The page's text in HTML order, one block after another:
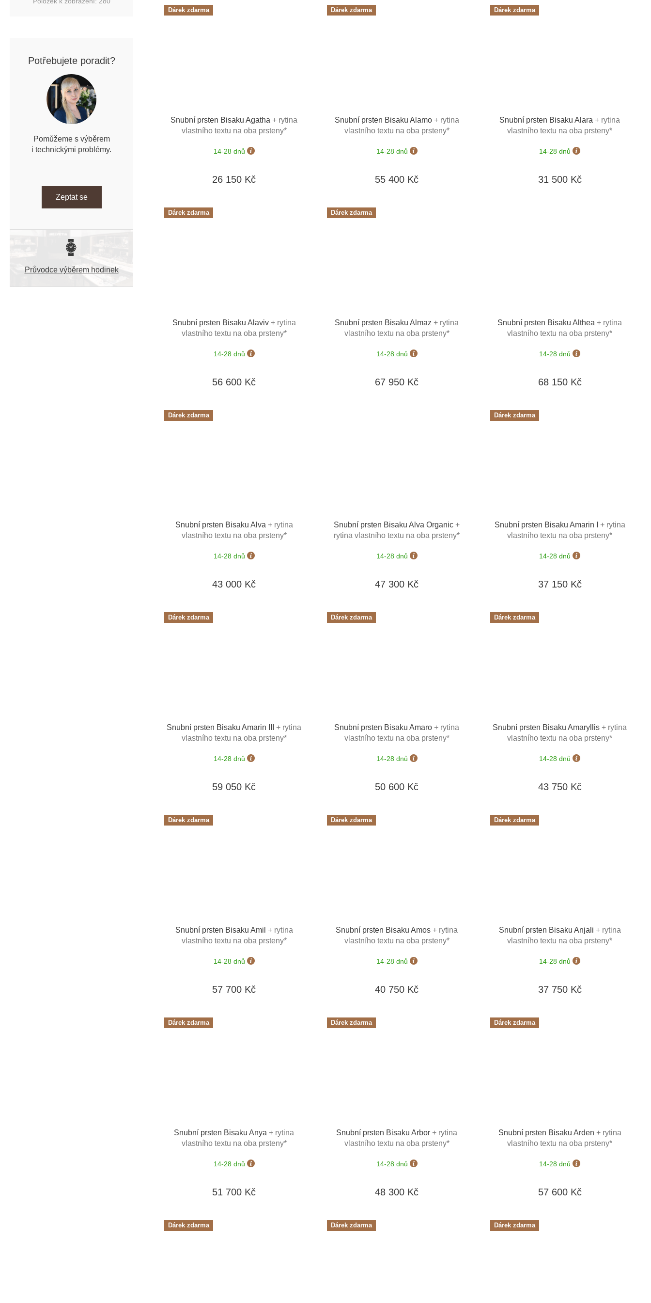
Potřebujete poradit?
Pomůžeme s výběrem
i technickými problémy.
Zeptat se
Průvodce výběrem hodinek
Dárek zdarma
Snubní prsten Bisaku Agatha+ rytina
vlastního textu na oba prsteny*
14-28 dnů
26 150 Kč
Dárek zdarma
Snubní prsten Bisaku Alamo + rytina
vlastního textu na oba prsteny*
14-28 dnů
55 400 Kč
Dárek zdarma
Snubní prsten Bisaku Alara+ rytina
vlastního textu na oba prsteny*
14-28 dnů
31 500 Kč
Dárek zdarma
Snubní prsten Bisaku Alaviv + rytina
vlastního textu na oba prsteny*
14-28 dnů
56 600 Kč
Dárek zdarma
Snubní prsten Bisaku Almaz+ rytina
vlastního textu na oba prsteny*
14-28 dnů
67 950 Kč
Snubní prsten Bisaku Althea+ rytina
vlastního textu na oba prsteny*
14-28 dnů
68 150 Kč
Dárek zdarma
Snubní prsten Bisaku Alva + rytina
vlastního textu na oba prsteny*
14-28 dnů
43 000 Kč
Snubní prsten Bisaku Alva Organic+
rytina vlastního textu na oba prsteny*
14-28 dnů
47 300 Kč
Dárek zdarma
Snubní prsten Bisaku Amarin I + rytina
vlastního textu na oba prsteny*
14-28 dnů
37 150 Kč
Dárek zdarma
Snubní prsten Bisaku Amarin III+ rytina
vlastního textu na oba prsteny*
14-28 dnů
59 050 Kč
Dárek zdarma
Snubní prsten Bisaku Amaro+ rytina
vlastního textu na oba prsteny*
14-28 dnů
50 600 Kč
Dárek zdarma
Snubní prsten Bisaku Amaryllis+ rytina
vlastního textu na oba prsteny*
14-28 dnů
43 750 Kč
Dárek zdarma
Snubní prsten Bisaku Amil + rytina
vlastního textu na oba prsteny*
14-28 dnů
57 700 Kč
Dárek zdarma
Snubní prsten Bisaku Amos+ rytina
vlastního textu na oba prsteny*
14-28 dnů
40 750 Kč
Dárek zdarma
Snubní prsten Bisaku Anjali + rytina
vlastního textu na oba prsteny*
14-28 dnů
37 750 Kč
Dárek zdarma
Snubní prsten Bisaku Anya+ rytina
vlastního textu na oba prsteny*
14-28 dnů
51 700 Kč
Dárek zdarma
Snubní prsten Bisaku Arbor+ rytina
vlastního textu na oba prsteny*
14-28 dnů
48 300 Kč
Dárek zdarma
Snubní prsten Bisaku Arden + rytina
vlastního textu na oba prsteny*
14-28 dnů
57 600 Kč
Dárek zdarma Dárek zdarma Dárek zdarma